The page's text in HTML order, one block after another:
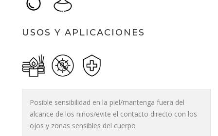
USOS Y APLICACIONES
Posible sensibilidad en la piel/mantenga fuera del
alcance de los niños/evite el contacto directo con los
ojos y zonas sensibles del cuerpo